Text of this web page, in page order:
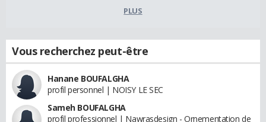
PLUS
Vous recherchez peut-être
Hanane BOUFALGHA
profil personnel | NOISY LE SEC
Sameh BOUFALGHA
profil professionnel | Nawrasdesign - Ornementation de